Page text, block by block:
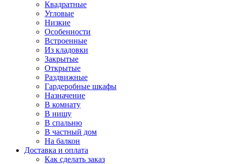
Квадратные
Угловые
Низкие
Особенности
Встроенные
Из кладовки
Закрытые
Открытые
Раздвижные
Гардеробные шкафы
Назначение
В комнату
В нишу
В спальню
В частный дом
На балкон
Доставка и оплата
Как сделать заказ